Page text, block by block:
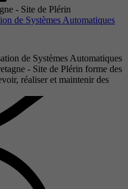
- Site de Plérin
de Systèmes Automatiques
de Systèmes Automatiques
- Site de Plérin forme des
réaliser et maintenir des